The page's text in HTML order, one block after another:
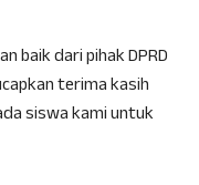
baik dari pihak DPRD
terima kasih
siswa kami untuk